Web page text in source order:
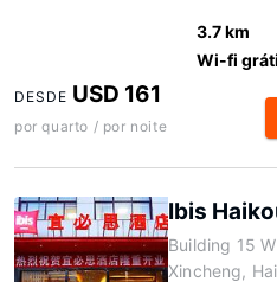
3.7 km
Wi-fi
DESDE USD 161
por quarto / por noite
Ibis
Building 15
Xincheng,